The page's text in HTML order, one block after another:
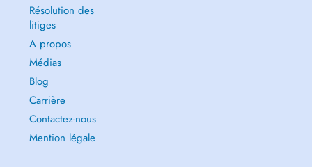
Résolution des
litiges
A propos
Médias
Blog
Carrière
Contactez-nous
Mention légale